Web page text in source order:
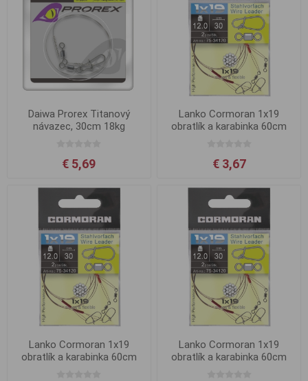
Daiwa Prorex Titanový
návazec, 30cm 18kg
€ 5,69
Lanko Cormoran 1x19
obratlík a karabinka 60cm
€ 3,67
Lanko Cormoran 1x19
obratlík a karabinka 60cm
Lanko Cormoran 1x19
obratlík a karabinka 60cm